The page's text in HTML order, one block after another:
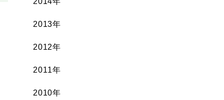
2013年
2012年
2011年
2010年